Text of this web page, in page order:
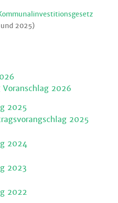
2025)
2026
2025
2025
2024
2023
2022